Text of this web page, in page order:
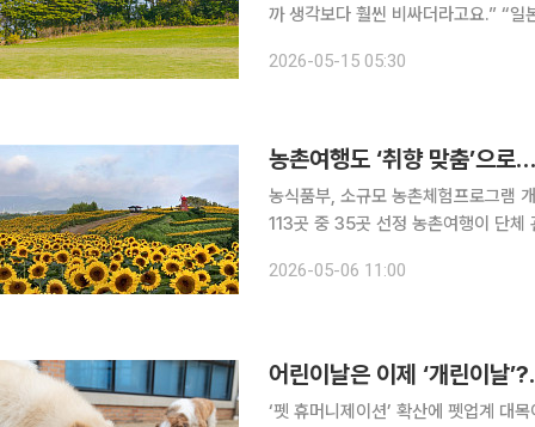
까 생각보다 훨씬 비싸더라고요.” “일본, 대만도 항공권 가격이 너무 부담스러워요. 이달 유류할증
이후 첫 해외여행을 계획했다가 목적
2026-05-15 05:30
농촌여행도 ‘취향 맞춤’으
농식품부, 소규모 농촌체험프로그램
113곳 중 35곳 선정 농촌여행이 단체 관광 중심에서 가족·연인·친구 단위의 ‘취향 맞춤형’ 체험으로
프로그램 개발에 나서면서 이르면 다
2026-05-06 11:00
어린이날은 이제 ‘개린이날
‘펫 휴머니제이션’ 확산에 펫업계 대목이커머스